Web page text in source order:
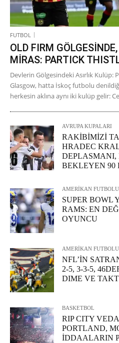
FUTBOL
OLD FIRM
MİRAS: PARTICK
Devlerin Gölgesindeki Asırlık Kulüp:
Glasgow, hatta İskoç futbolu
herkesin aklına aynı iki kulüp gelir:
AVRUPA KUPALARI
RAKİBİMİZİ
HRADEC
DEPLASMANI,
BEKLEYEN 90
AMERİKAN FUTBOLU
SUPER BOWL
RAMS: EN
OYUNCU
AMERİKAN FUTBOLU
NFL’İN
2-5, 3-3-5,
DIME VE
BASKETBOL
RIP CITY
PORTLAND,
İDDAALARIN